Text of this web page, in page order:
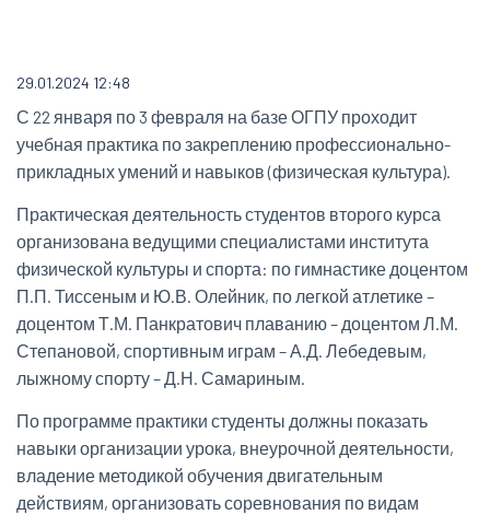
29.01.2024 12:48
С 22 января по 3 февраля на базе ОГПУ проходит
учебная практика по закреплению профессионально-
прикладных умений и навыков (физическая культура).
Практическая деятельность студентов второго курса
организована ведущими специалистами института
физической культуры и спорта: по гимнастике доцентом
П.П. Тиссеным и Ю.В. Олейник, по легкой атлетике –
доцентом Т.М. Панкратович плаванию – доцентом Л.М.
Степановой, спортивным играм – А.Д. Лебедевым,
лыжному спорту – Д.Н. Самариным.
По программе практики студенты должны показать
навыки организации урока, внеурочной деятельности,
владение методикой обучения двигательным
действиям, организовать соревнования по видам